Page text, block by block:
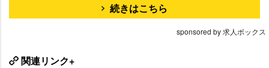
続きはこちら
sponsored by 求人ボックス
関連リンク+